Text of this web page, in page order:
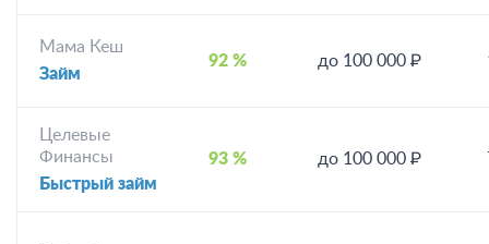
Мама Кеш
Займ
92 % до 100 000 ₽
Целевые
Финансы
Быстрый займ
93 % до 100 000 ₽